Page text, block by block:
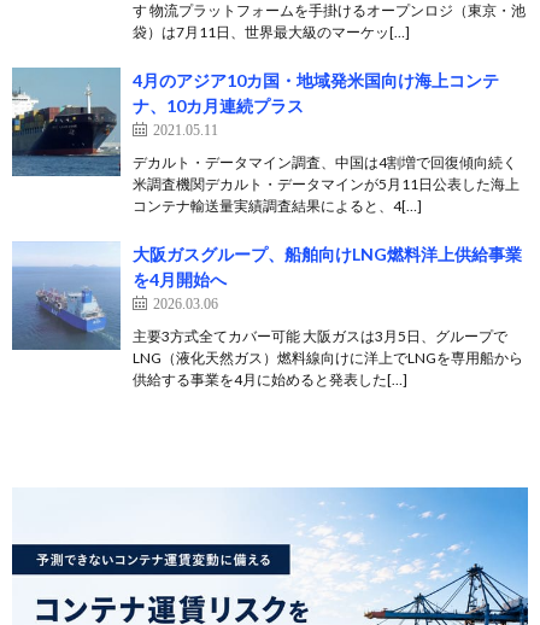
す 物流プラットフォームを手掛けるオープンロジ（東京・池
袋）は7月11日、世界最大級のマーケッ[…]
4月のアジア10カ国・地域発米国向け海上コンテ
ナ、10カ月連続プラス
2021.05.11
デカルト・データマイン調査、中国は4割増で回復傾向続く
米調査機関デカルト・データマインが5月11日公表した海上
コンテナ輸送量実績調査結果によると、4[…]
大阪ガスグループ、船舶向けLNG燃料洋上供給事業
を4月開始へ
2026.03.06
主要3方式全てカバー可能 大阪ガスは3月5日、グループで
LNG（液化天然ガス）燃料線向けに洋上でLNGを専用船から
供給する事業を4月に始めると発表した[…]